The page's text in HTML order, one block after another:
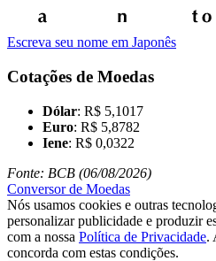
Escreva seu nome em Japonês
Cotações de Moedas
Dólar: R$ 5,1017
Euro: R$ 5,8782
Iene: R$ 0,0322
Fonte: BCB (06/08/2026)
Conversor de Moedas
Nós usamos cookies e outras
personalizar publicidade e produzir
com a nossa Política de Privacidade.
concorda com estas condições.